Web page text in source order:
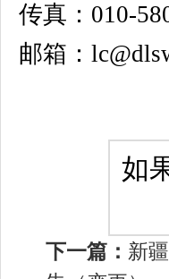
传真：010-
邮箱：
如
下一篇： 新